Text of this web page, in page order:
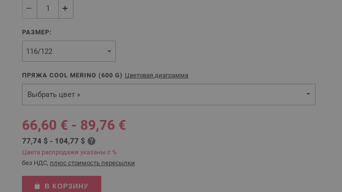
РАЗМЕР:
ПРЯЖА COOL MERINO (600 G) Цветовая диаграмма
Выбрать цвет »
66,60 € - 89,76 €
77,74 $ - 104,77 $
Цвета распродажи указаны с %
без НДС, плюс стоимость пересылки
В КОРЗИНУ